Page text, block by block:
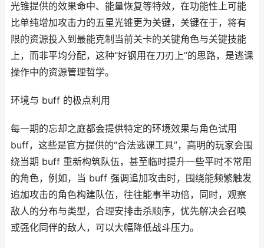
光锥提供的效果命中、能量恢复等特效，在功能性上可能
比单纯增加攻击力的五星光锥更为关键，关键在于，将有
限的资源投入到最能克制当前关卡的关键角色与关键技能
上，而非平均分配，这种“好钢用在刀刃上”的思路，是逃课
操作中的资源管理哲学。
环境与 buff 的极点利用
每一期的忘却之庭都会提供特定的环境效果与角色试用
buff，这些是官方提供的“合法逃课工具”，高明的玩家会围
绕当期 buff 重新构筑队伍，甚至临时提升一些平时不常用
的角色，例如，当 buff 强调追加攻击时，围绕能频繁触发
追加攻击的角色构建队伍，往往能事半功倍，同时，观察
敌人的分布与类型，合理安排击杀顺序，优先解决会召唤
或强化同伴的敌人，可以大幅降低战斗压力。